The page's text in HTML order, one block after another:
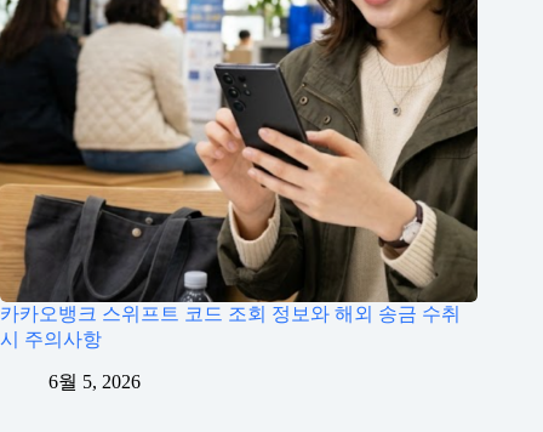
카카오뱅크 스위프트 코드 조회 정보와 해외 송금 수취
시 주의사항
6월 5, 2026